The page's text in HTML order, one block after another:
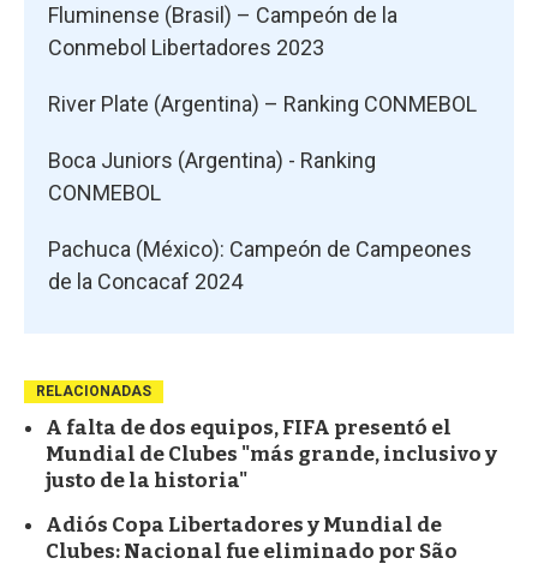
Fluminense (Brasil) – Campeón de la
Conmebol Libertadores 2023
River Plate (Argentina) – Ranking CONMEBOL
Boca Juniors (Argentina) - Ranking
CONMEBOL
Pachuca (México): Campeón de Campeones
de la Concacaf 2024
RELACIONADAS
A falta de dos equipos, FIFA presentó el
Mundial de Clubes "más grande, inclusivo y
justo de la historia"
Adiós Copa Libertadores y Mundial de
Clubes: Nacional fue eliminado por São